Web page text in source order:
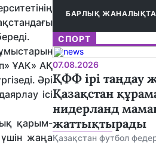
ҰАК» АҚ
Әрі
ісі
қарым-
жаңа
БАРЛЫҚ
СПОРТ
07.08.2026
ҚФФ ірі таңдау
Қазақстан
нидерланд
жаттықтырады
Қазақстан футбол